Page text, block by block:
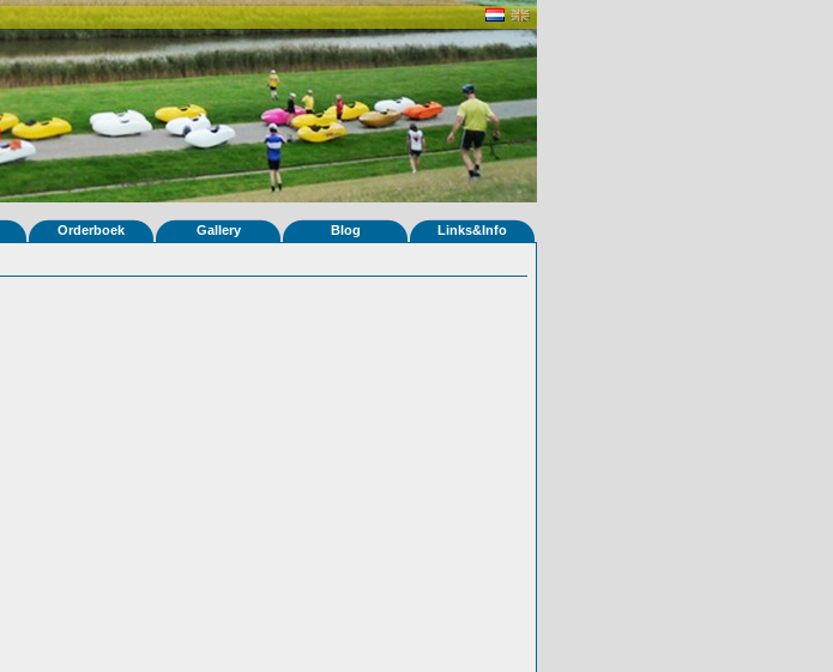
Orderboek Gallery Blog Links&Info